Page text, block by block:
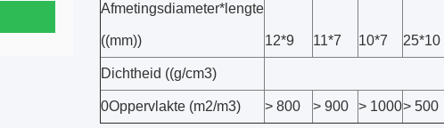
Afmetingsdiameter*lengte
((mm)) 12*9 11*7 10*7 25*10
Dichtheid ((g/cm3)
0Oppervlakte (m2/m3) > 800 > 900 > 1000> 500